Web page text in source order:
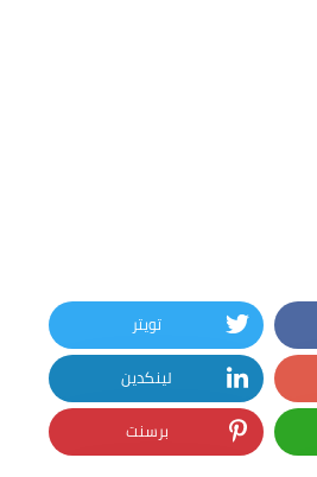
تويتر
لينكدين
برسنت